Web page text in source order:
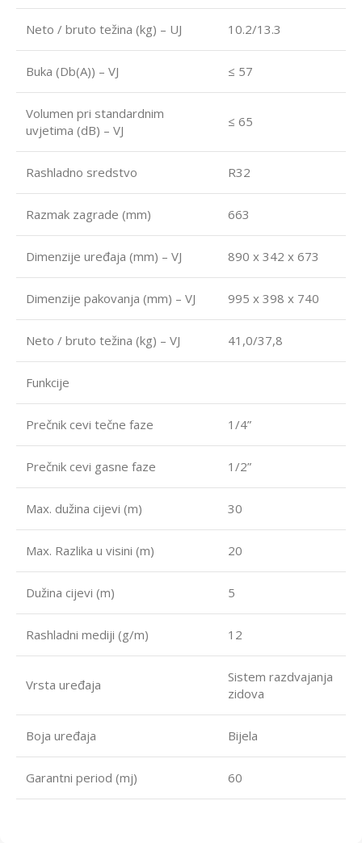
Neto / bruto težina (kg) – UJ 10.2/13.3
Buka (Db(A)) – VJ ≤ 57
Volumen pri standardnim
uvjetima (dB) – VJ
≤ 65
Rashladno sredstvo R32
Razmak zagrade (mm) 663
Dimenzije uređaja (mm) – VJ 890 x 342 x 673
Dimenzije pakovanja (mm) – VJ 995 x 398 x 740
Neto / bruto težina (kg) – VJ 41,0/37,8
Funkcije
Prečnik cevi tečne faze 1/4”
Prečnik cevi gasne faze 1/2”
Max. dužina cijevi (m) 30
Max. Razlika u visini (m) 20
Dužina cijevi (m) 5
Rashladni mediji (g/m) 12
Vrsta uređaja
Sistem razdvajanja
zidova
Boja uređaja Bijela
Garantni period (mj) 60